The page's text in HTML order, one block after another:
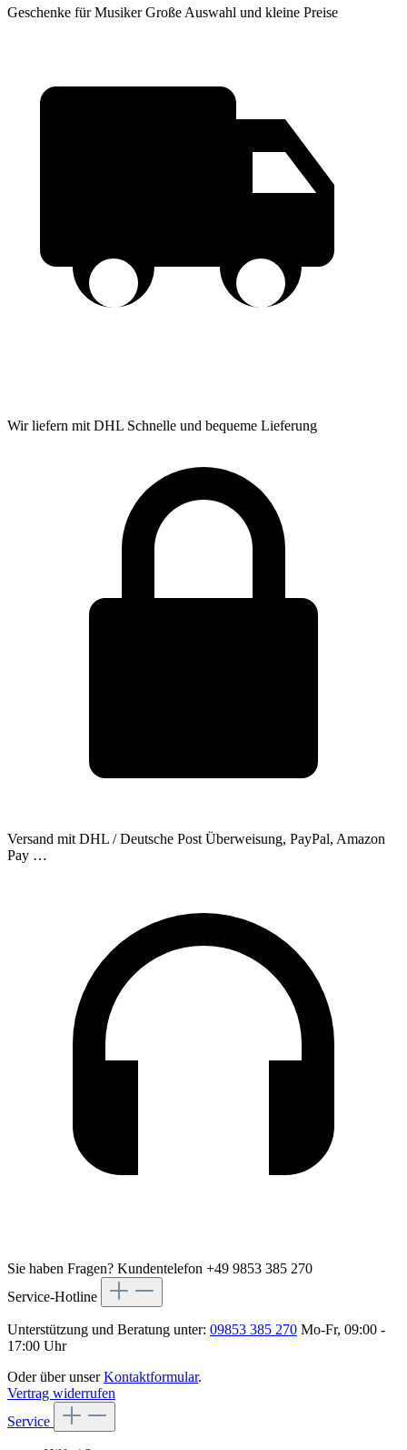
Geschenke für Musiker Große Auswahl und kleine Preise
Wir liefern mit DHL Schnelle und bequeme Lieferung
Versand mit DHL / Deutsche Post Überweisung, PayPal, Amazon
Pay …
Sie haben Fragen? Kundentelefon +49 9853 385 270
Service-Hotline
Unterstützung und Beratung unter: 09853 385 270 Mo-Fr, 09:00 -
17:00 Uhr
Oder über unserKontaktformular.
Vertrag widerrufen
Service